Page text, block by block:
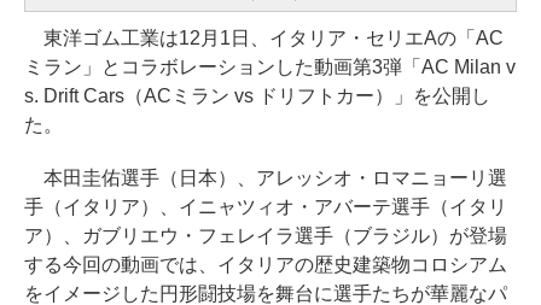
東洋ゴム工業は12月1日、イタリア・セリエAの「AC
ミラン」とコラボレーションした動画第3弾「AC Milan v
s. Drift Cars（ACミラン vs ドリフトカー）」を公開し
た。
本田圭佑選手（日本）、アレッシオ・ロマニョーリ選
手（イタリア）、イニャツィオ・アバーテ選手（イタリ
ア）、ガブリエウ・フェレイラ選手（ブラジル）が登場
する今回の動画では、イタリアの歴史建築物コロシアム
をイメージした円形闘技場を舞台に選手たちが華麗なパ